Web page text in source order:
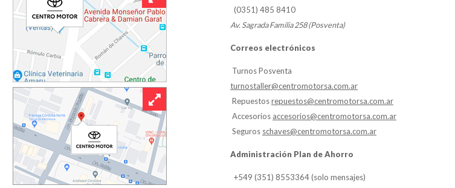
(0351) 485 8410
Av. Sagrada Familia 258 (Posventa)
Correos electrónicos
Turnos Posventa
turnostaller@centromotorsa.com.ar
Repuestosrepuestos@centromotorsa.com.ar
Accesorios accesorios@centromotorsa.com.ar
Seguros schaves@centromotorsa.com.ar
Administración Plan de Ahorro
+549 (351) 8553364 (solo mensajes)